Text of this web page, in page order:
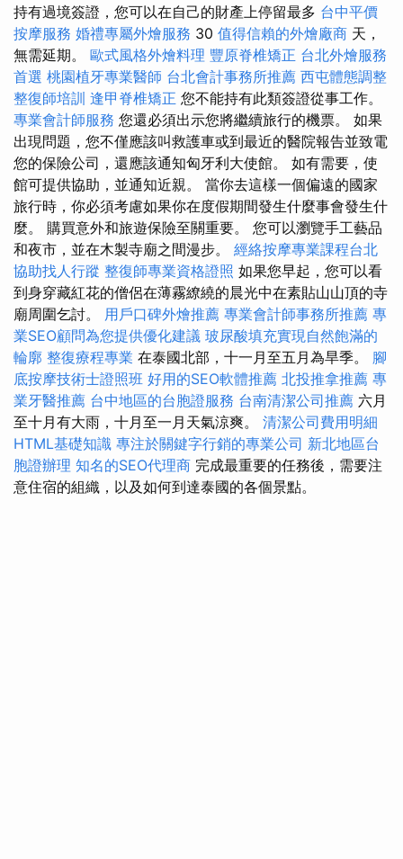
持有過境簽證，您可以在自己的財產上停留最多 台中平價
按摩服務 婚禮專屬外燴服務 30 值得信賴的外燴廠商 天，
無需延期。 歐式風格外燴料理 豐原脊椎矯正 台北外燴服務
首選 桃園植牙專業醫師 台北會計事務所推薦 西屯體態調整
整復師培訓 逢甲脊椎矯正 您不能持有此類簽證從事工作。
專業會計師服務 您還必須出示您將繼續旅行的機票。 如果
出現問題，您不僅應該叫救護車或到最近的醫院報告並致電
您的保險公司，還應該通知匈牙利大使館。 如有需要，使
館可提供協助，並通知近親。 當你去這樣一個偏遠的國家
旅行時，你必須考慮如果你在度假期間發生什麼事會發生什
麼。 購買意外和旅遊保險至關重要。 您可以瀏覽手工藝品
和夜市，並在木製寺廟之間漫步。 經絡按摩專業課程台北
協助找人行蹤 整復師專業資格證照 如果您早起，您可以看
到身穿藏紅花的僧侶在薄霧繚繞的晨光中在素貼山山頂的寺
廟周圍乞討。 用戶口碑外燴推薦 專業會計師事務所推薦 專
業SEO顧問為您提供優化建議 玻尿酸填充實現自然飽滿的
輪廓 整復療程專業 在泰國北部，十一月至五月為旱季。 腳
底按摩技術士證照班 好用的SEO軟體推薦 北投推拿推薦 專
業牙醫推薦 台中地區的台胞證服務 台南清潔公司推薦 六月
至十月有大雨，十月至一月天氣涼爽。 清潔公司費用明細
HTML基礎知識 專注於關鍵字行銷的專業公司 新北地區台
胞證辦理 知名的SEO代理商 完成最重要的任務後，需要注
意住宿的組織，以及如何到達泰國的各個景點。